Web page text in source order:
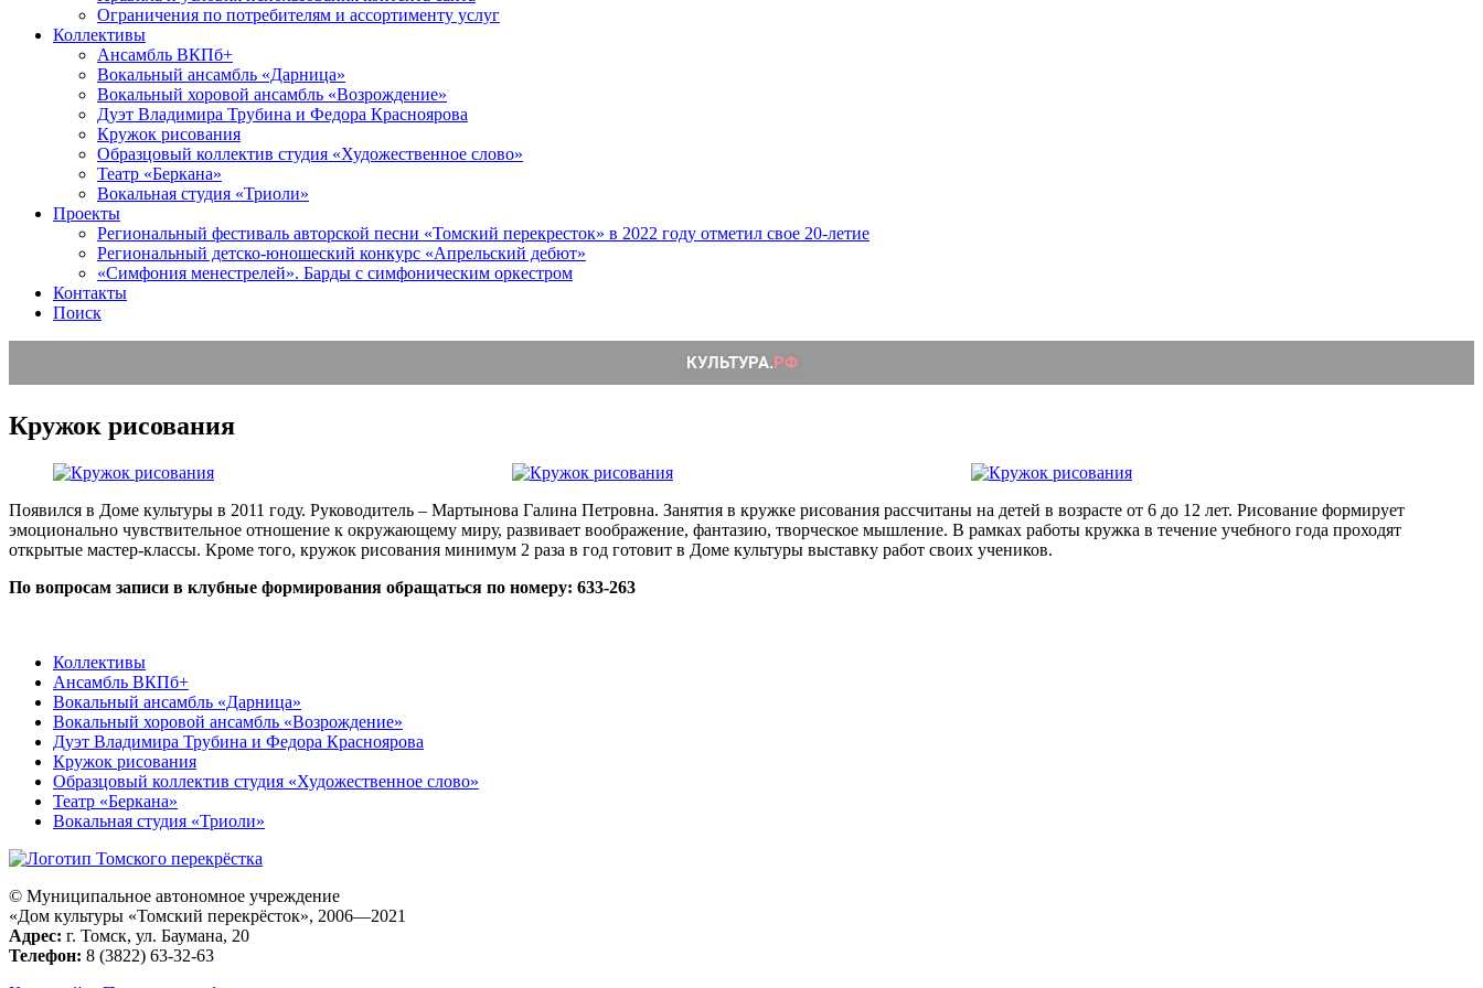
Ограничения по потребителям и ассортименту услуг
Коллективы
Ансамбль ВКПб+
Вокальный ансамбль «Дарница»
Вокальный хоровой ансамбль «Возрождение»
Дуэт Владимира Трубина и Федора Красноярова
Кружок рисования
Образцовый коллектив студия «Художественное слово»
Театр «Беркана»
Вокальная студия «Триоли»
Проекты
Региональный фестиваль авторской песни «Томский перекресток» в 2022 году отметил свое 20-летие
Региональный детско-юношеский конкурс «Апрельский дебют»
«Симфония менестрелей». Барды с симфоническим оркестром
Контакты
Поиск
Кружок рисования
Появился в Доме культуры в 2011 году. Руководитель – Мартынова Галина Петровна. Занятия в кружке рисования рассчитаны на детей в возрасте от 6 до 12 лет. Рисование формирует
эмоционально чувствительное отношение к окружающему миру, развивает воображение, фантазию, творческое мышление. В рамках работы кружка в течение учебного года проходят
открытые мастер-классы. Кроме того, кружок рисования минимум 2 раза в год готовит в Доме культуры выставку работ своих учеников.
По вопросам записи в клубные формирования обращаться по номеру: 633-263
Коллективы
Ансамбль ВКПб+
Вокальный ансамбль «Дарница»
Вокальный хоровой ансамбль «Возрождение»
Дуэт Владимира Трубина и Федора Красноярова
Кружок рисования
Образцовый коллектив студия «Художественное слово»
Театр «Беркана»
Вокальная студия «Триоли»
© Муниципальное автономное учреждение
«Дом культуры «Томский перекрёсток», 2006—2021
Адрес: г. Томск, ул. Баумана, 20
Телефон: 8 (3822) 63-32-63